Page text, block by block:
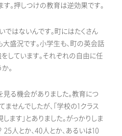
。押しつけの教育は逆効果です。
はないんです。町にはたくさん
盛況です。小学生も、町の英会話
しています。それぞれの自由に任
。
る機会がありました。教育につ
せんでしたが、「学校の1クラス
ます」とありました。がっかりしま
25人とか、40人とか、あるいは10